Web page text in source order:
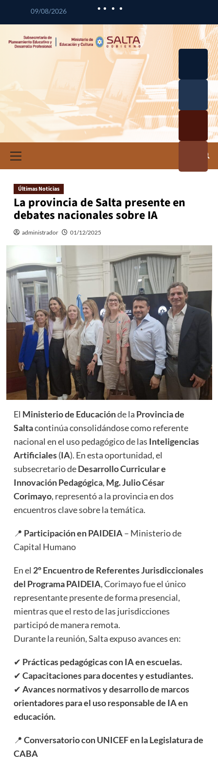
09/08/2026
Últimas Noticias
La provincia de Salta presente en
debates nacionales sobre IA
administrador 01/12/2025
El Ministerio de Educaciónde la Provincia de
Saltacontinúa consolidándose como referente
nacional en el uso pedagógico de las Inteligencias
Artificiales(IA). En esta oportunidad, el
subsecretario deDesarrollo Curricular e
Innovación Pedagógica, Mg. Julio César
Corimayo, representó a la provincia en dos
encuentros clave sobre la temática.
📍 Participación en PAIDEIA– Ministerio de
Capital Humano
En el 2º Encuentro de Referentes Jurisdiccionales
del Programa PAIDEIA, Corimayo fue el único
representante presente de forma presencial,
mientras que el resto de las jurisdicciones
participó de manera remota.
Durante la reunión, Salta expuso avances en:
✔ Prácticas pedagógicas con IA en escuelas.
✔ Capacitaciones para docentes y estudiantes.
✔ Avances normativos y desarrollo de marcos
orientadores para el uso responsable de IA en
educación.
📍 Conversatorio con UNICEF en la Legislatura de
CABA
Curricul
Profesio
a
Investig